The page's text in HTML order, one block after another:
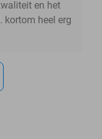
en het
kortom heel erg